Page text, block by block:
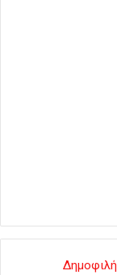
Δημοφιλή